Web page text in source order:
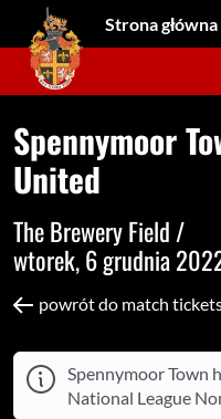
Strona
Spennymoor
United
The Brewery Field /
wtorek, 6 grudnia
powrót do match
Spennymoor Town
National League